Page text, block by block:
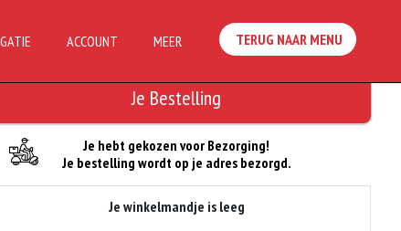
ACCOUNT MEER TERUG NAAR MENU
Je hebt gekozen voor Bezorging!
Je bestelling wordt op je adres bezorgd.
Je winkelmandje is leeg
Je Bestelling